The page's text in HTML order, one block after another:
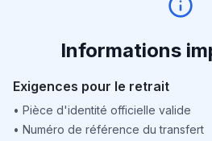
Informations
Exigences pour le retrait
• Pièce d'identité officielle valide
• Numéro de référence du transfert